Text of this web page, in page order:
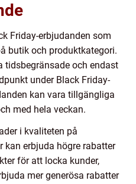
Friday-erbjudanden som
butik och produktkategori.
tidsbegränsade och endast
under Black Friday-
kan vara tillgängliga
med hela veckan.
i kvaliteten på
kan erbjuda högre rabatter
för att locka kunder,
mer generösa rabatter